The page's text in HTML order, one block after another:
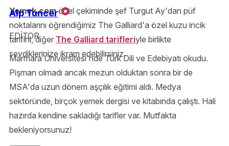
Yemek.comözel çekiminde şef Turgut Ay'dan püf
noktalarını öğrendiğimiz The Galliard'a özel kuzu incik
tarifini, diğer The Galliard tarifleriyle birlikte
sevdiklerinize ikram edebilirsiniz.
Alp Tuncer
EDİTOR
Marmara Üniversitesi'nde Türk Dili ve Edebiyatı okudu.
Pişman olmadı ancak mezun olduktan sonra bir de
MSA'da uzun dönem aşçılık eğitimi aldı. Medya
sektöründe, birçok yemek dergisi ve kitabında çalıştı. Hali
hazırda kendine sakladığı tarifler var. Mutfakta
bekleniyorsunuz!